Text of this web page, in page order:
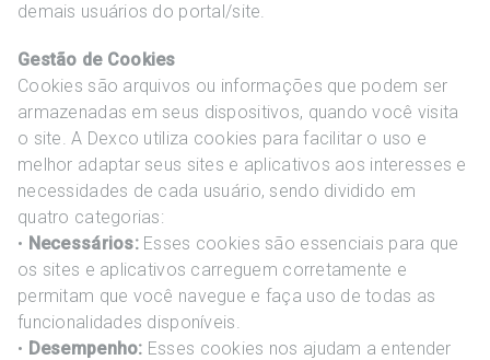
demais usuários do portal/site.
Gestão de Cookies
Cookies são arquivos ou informações que podem ser
armazenadas em seus dispositivos, quando você visita
o site. A Dexco utiliza cookies para facilitar o uso e
melhor adaptar seus sites e aplicativos aos interesses e
necessidades de cada usuário, sendo dividido em
quatro categorias:
• Necessários:Esses cookies são essenciais para que
os sites e aplicativos carreguem corretamente e
permitam que você navegue e faça uso de todas as
funcionalidades disponíveis.
• Desempenho: Esses cookies nos ajudam a entender